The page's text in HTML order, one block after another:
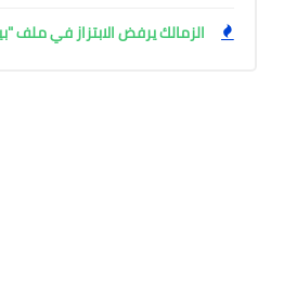
الزمالك يرفض الابتزاز في ملف